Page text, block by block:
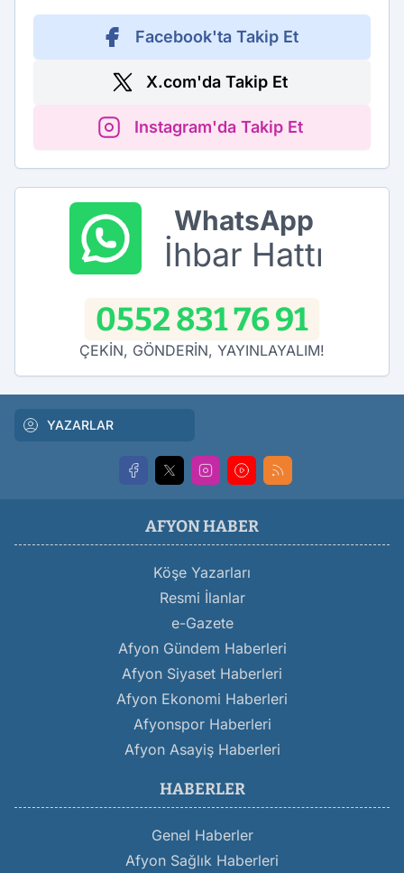
Facebook'ta Takip Et
X.com'da Takip Et
Instagram'da Takip Et
WhatsApp
İhbar Hattı
0552 831 76 91
ÇEKİN, GÖNDERİN, YAYINLAYALIM!
YAZARLAR
AFYON HABER
Köşe Yazarları
Resmi İlanlar
e-Gazete
Afyon Gündem Haberleri
Afyon Siyaset Haberleri
Afyon Ekonomi Haberleri
Afyonspor Haberleri
Afyon Asayiş Haberleri
HABERLER
Genel Haberler
Afyon Sağlık Haberleri